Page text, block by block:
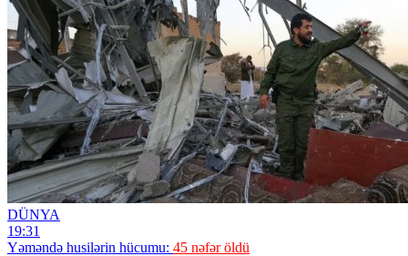
DÜNYA
19:31
Yəməndə husilərin hücumu: 45 nəfər öldü